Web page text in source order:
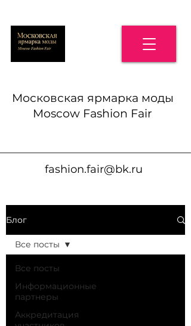
Московская ярмарка моды
Moscow Fashion Fair
fashion.fair@bk.ru
Блог
Все посты
Информационные
партнеры
Аккредитация
Все посты